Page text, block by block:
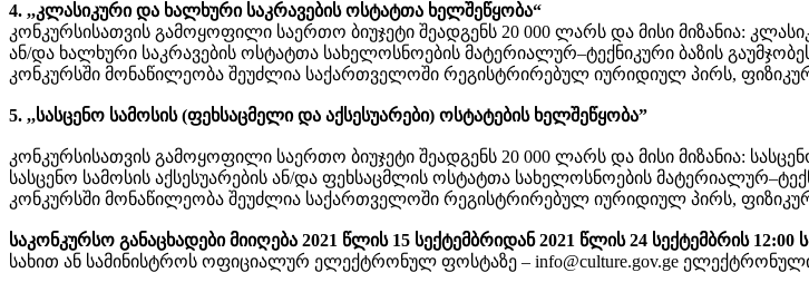
4. ,,კლასიკური და ხალხური საკრავების ოსტატთა ხელშეწყობა“
კონკურსისათვის გამოყოფილი საერთო ბიუჯეტი შეადგენს 20 000 ლარს და მისი მიზანია:
ან/და ხალხური საკრავების ოსტატთა სახელოსნოების მატერიალურ–ტექნიკური ბაზის
კონკურსში მონაწილეობა შეუძლია საქართველოში რეგისტრირებულ იურიდიულ პირს,
5. ,,სასცენო სამოსის (ფეხსაცმელი და აქსესუარები) ოსტატების ხელშეწყობა”
კონკურსისათვის გამოყოფილი საერთო ბიუჯეტი შეადგენს 20 000 ლარს და მისი მიზანია:
სასცენო სამოსის აქსესუარების ან/და ფეხსაცმლის ოსტატთა სახელოსნოების
კონკურსში მონაწილეობა შეუძლია საქართველოში რეგისტრირებულ იურიდიულ პირს,
საკონკურსო განაცხადები მიიღება 2021 წლის 15 სექტემბრიდან 2021 წლის 24 სექტემბრის 12:00
სახით ან სამინისტროს ოფიციალურ ელექტრონულ ფოსტაზე – info@culture.gov.ge